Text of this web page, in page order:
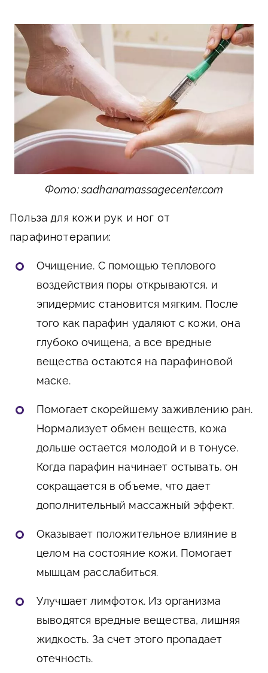
Фото: sadhanamassagecenter.com
Польза для кожи рук и ног от
парафинотерапии:
Очищение. С помощью теплового
воздействия поры открываются, и
эпидермис становится мягким. После
того как парафин удаляют с кожи, она
глубоко очищена, а все вредные
вещества остаются на парафиновой
маске.
Помогает скорейшему заживлению ран.
Нормализует обмен веществ, кожа
дольше остается молодой и в тонусе.
Когда парафин начинает остывать, он
сокращается в объеме, что дает
дополнительный массажный эффект.
Оказывает положительное влияние в
целом на состояние кожи. Помогает
мышцам расслабиться.
Улучшает лимфоток. Из организма
выводятся вредные вещества, лишняя
жидкость. За счет этого пропадает
отечность.